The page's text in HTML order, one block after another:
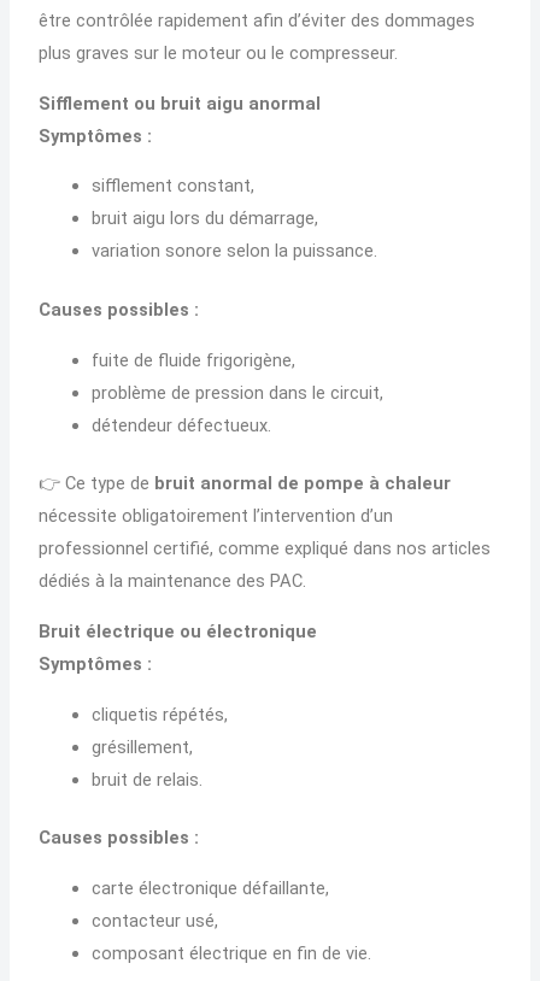
être contrôlée rapidement afin d’éviter des dommages
plus graves sur le moteur ou le compresseur.
Sifflement ou bruit aigu anormal
Symptômes :
sifflement constant,
bruit aigu lors du démarrage,
variation sonore selon la puissance.
Causes possibles :
fuite de fluide frigorigène,
problème de pression dans le circuit,
détendeur défectueux.
👉 Ce type de bruit anormal de pompe à chaleur
nécessite obligatoirement l’intervention d’un
professionnel certifié, comme expliqué dans nos articles
dédiés à la maintenance des PAC.
Bruit électrique ou électronique
Symptômes :
cliquetis répétés,
grésillement,
bruit de relais.
Causes possibles :
carte électronique défaillante,
contacteur usé,
composant électrique en fin de vie.